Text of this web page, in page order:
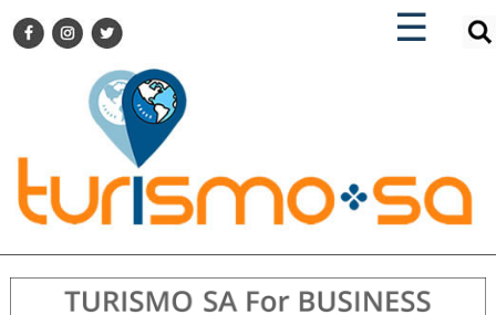
☰
×
TURISMO SA FOR BUSINESS
DESTINOS NACIONAIS
DESTINOS INTERNACIONAIS
CITY BREAK
TURISMO E MERCADO
EVENTOS
×
ENCONTRE SUA NOTÍCIA